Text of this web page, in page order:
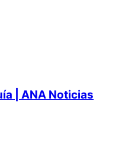
| ANA Noticias